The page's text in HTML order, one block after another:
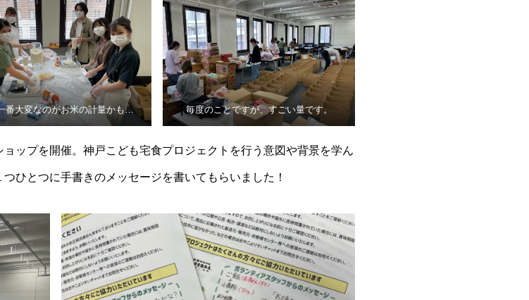
番大変なのがお米の計量かも… 毎度のことですが、すごい量です。
ップを開催。神戸こども宅食プロジェクトを行う意図や背景を学ん
ひとつに手書きのメッセージを書いてもらいました！